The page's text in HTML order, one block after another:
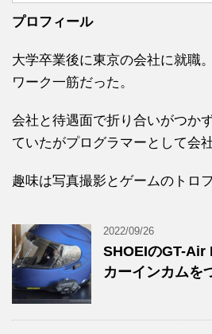
プロフィール
大学卒業後に東京の会社に就職
ワーク一筋だった。
会社と待遇面で折り合いがつか
ていたがプログラマーとして会
趣味は写真撮影とゲームのトロ
2022/09/26
SHOEIのGT-Air
カーインカムを